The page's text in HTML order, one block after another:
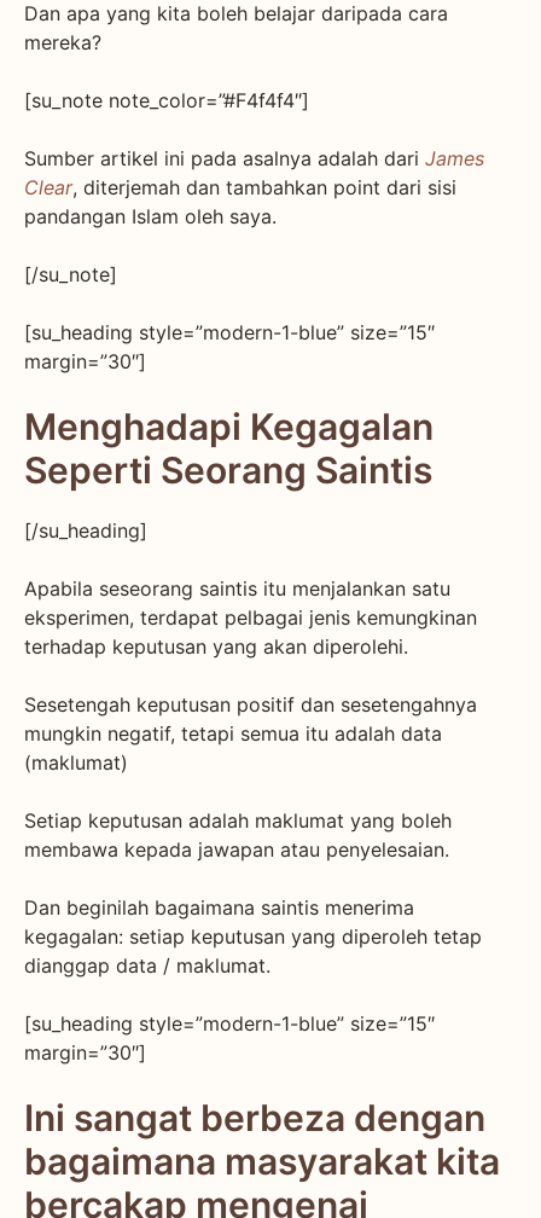
Dan apa yang kita boleh belajar daripada cara
mereka?
[su_note note_color=”#F4f4f4″]
Sumber artikel ini pada asalnya adalah dari James
Clear, diterjemah dan tambahkan point dari sisi
pandangan Islam oleh saya.
[/su_note]
[su_heading style=”modern-1-blue” size=”15″
margin=”30″]
Menghadapi Kegagalan
Seperti Seorang Saintis
[/su_heading]
Apabila seseorang saintis itu menjalankan satu
eksperimen, terdapat pelbagai jenis kemungkinan
terhadap keputusan yang akan diperolehi.
Sesetengah keputusan positif dan sesetengahnya
mungkin negatif, tetapi semua itu adalah data
(maklumat)
Setiap keputusan adalah maklumat yang boleh
membawa kepada jawapan atau penyelesaian.
Dan beginilah bagaimana saintis menerima
kegagalan: setiap keputusan yang diperoleh tetap
dianggap data / maklumat.
[su_heading style=”modern-1-blue” size=”15″
margin=”30″]
Ini sangat berbeza dengan
bagaimana masyarakat kita
bercakap mengenai